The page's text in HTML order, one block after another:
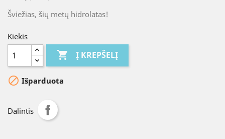
Šviežias, šių metų hidrolatas!
Kiekis
 Į KREPŠELĮ
 Išparduota
Dalintis